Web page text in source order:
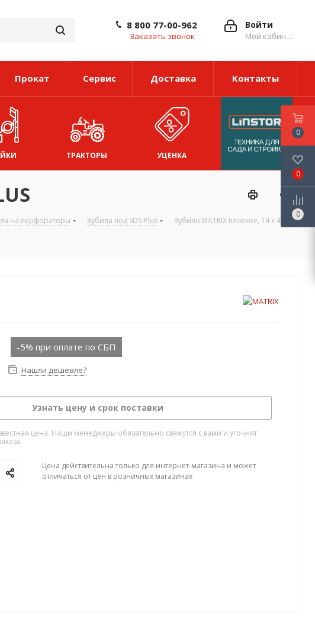
Войти
Мой кабинет
8 800 77-00-962
Заказать звонок
Прокат Сервис Доставка Контакты
ТРАКТОРЫ УЦЕНКА
на перфораторы - Зубила под SDS-Plus - Зубило MATRIX плоское, 14 х 40 х
-5% при оплате по СБП
Нашли дешевле?
Узнать цену и срок поставки
цена. Наши менеджеры обязательно свяжутся с вами и уточнят
Цена действительна только для интернет-магазина и может
отличаться от цен в розничных магазинах
0
0
0